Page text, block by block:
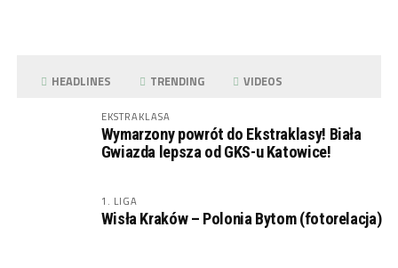
HEADLINES TRENDING VIDEOS
EKSTRAKLASA
Wymarzony powrót do Ekstraklasy! Biała
Gwiazda lepsza od GKS-u Katowice!
1. LIGA
Wisła Kraków – Polonia Bytom (fotorelacja)